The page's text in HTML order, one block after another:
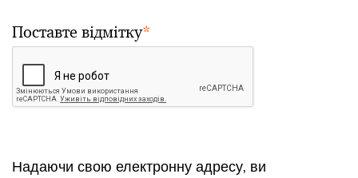
Поставте відмітку*
Надаючи свою електронну адресу, ви